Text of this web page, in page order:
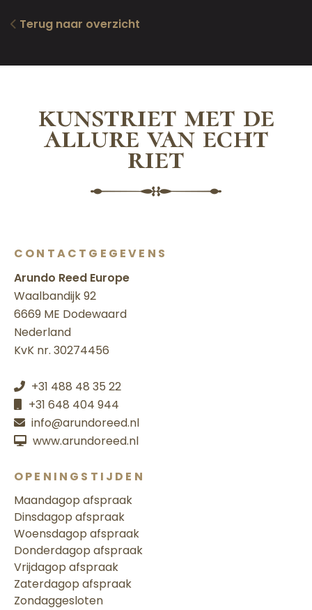
Terug naar overzicht
kunstriet met de
allure van echt
riet
CONTACTGEGEVENS
Arundo Reed Europe
Waalbandijk 92
6669 ME Dodewaard
Nederland
KvK nr. 30274456
+31 488 48 35 22
+31 648 404 944
info@arundoreed.nl
www.arundoreed.nl
OPENINGSTIJDEN
Maandagop afspraak
Dinsdagop afspraak
Woensdagop afspraak
Donderdagop afspraak
Vrijdagop afspraak
Zaterdagop afspraak
Zondaggesloten